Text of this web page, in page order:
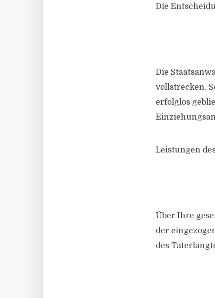
Die
Die
vollstrecken.
erfolglos
Leistungen
Über Ihre
der
des